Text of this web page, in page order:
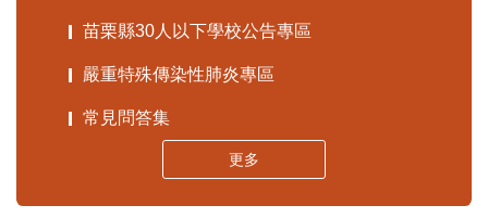
苗栗縣30人以下學校公告專區
嚴重特殊傳染性肺炎專區
常見問答集
更多